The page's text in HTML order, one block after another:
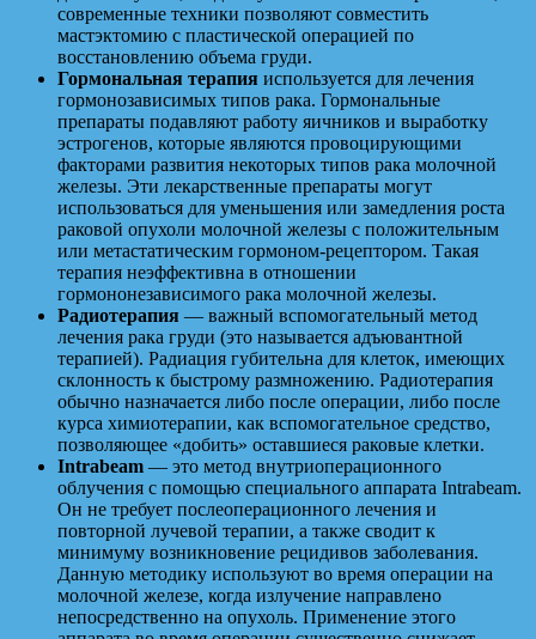
современные техники позволяют совместить
мастэктомию с пластической операцией по
восстановлению объема груди.
Гормональная терапия используется для лечения
гормонозависимых типов рака. Гормональные
препараты подавляют работу яичников и выработку
эстрогенов, которые являются провоцирующими
факторами развития некоторых типов рака молочной
железы. Эти лекарственные препараты могут
использоваться для уменьшения или замедления роста
раковой опухоли молочной железы с положительным
или метастатическим гормоном-рецептором. Такая
терапия неэффективна в отношении
гормононезависимого рака молочной железы.
Радиотерапия — важный вспомогательный метод
лечения рака груди (это называется адъювантной
терапией). Радиация губительна для клеток, имеющих
склонность к быстрому размножению. Радиотерапия
обычно назначается либо после операции, либо после
курса химиотерапии, как вспомогательное средство,
позволяющее «добить» оставшиеся раковые клетки.
Intrabeam — это метод внутриоперационного
облучения с помощью специального аппарата Intrabeam.
Он не требует послеоперационного лечения и
повторной лучевой терапии, а также сводит к
минимуму возникновение рецидивов заболевания.
Данную методику используют во время операции на
молочной железе, когда излучение направлено
непосредственно на опухоль. Применение этого